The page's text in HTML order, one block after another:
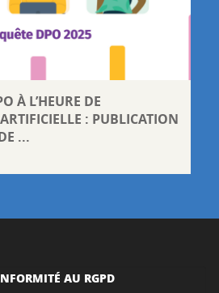
À L’HEURE DE
: PUBLICATION
...
AU RGPD